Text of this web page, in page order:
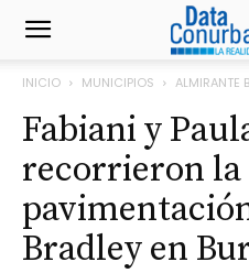
INICIO MUNICIPIOS ALMIRANTE
Fabiani y
recorrieron la
Bradley en